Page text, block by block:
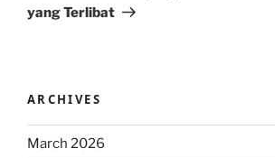
yang Terlibat
ARCHIVES
March 2026